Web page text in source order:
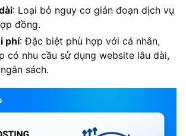
: Loại bỏ nguy cơ gián đoạn dịch vụ
đồng.
phí: Đặc biệt phù hợp với cá nhân,
có nhu cầu sử dụng website lâu dài,
sách.